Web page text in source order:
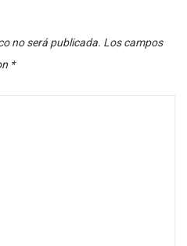
no será publicada. Los campos
*